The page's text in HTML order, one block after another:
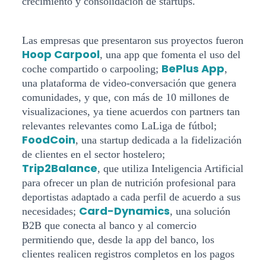
Las empresas que presentaron sus proyectos fueron
Hoop Carpool, una app que fomenta el uso del
coche compartido o carpooling; BePlus App,
una plataforma de video-conversación que genera
comunidades, y que, con más de 10 millones de
visualizaciones, ya tiene acuerdos con partners tan
relevantes relevantes como LaLiga de fútbol;
FoodCoin, una startup dedicada a la fidelización
de clientes en el sector hostelero;
Trip2Balance, que utiliza Inteligencia Artificial
para ofrecer un plan de nutrición profesional para
deportistas adaptado a cada perfil de acuerdo a sus
necesidades; Card-Dynamics, una solución
B2B que conecta al banco y al comercio
permitiendo que, desde la app del banco, los
clientes realicen registros completos en los pagos